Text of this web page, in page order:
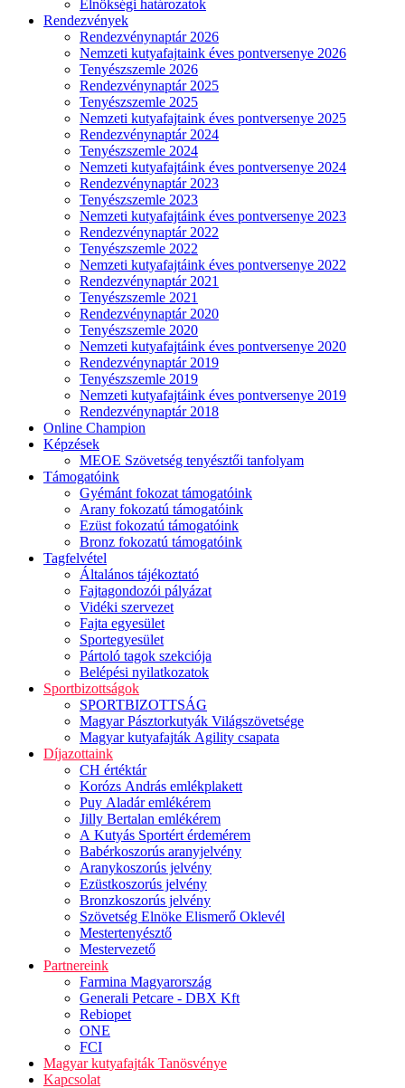
Elnökségi határozatok
Rendezvények
Rendezvénynaptár 2026
Nemzeti kutyafajtaink éves pontversenye 2026
Tenyészszemle 2026
Rendezvénynaptár 2025
Tenyészszemle 2025
Nemzeti kutyafajtaink éves pontversenye 2025
Rendezvénynaptár 2024
Tenyészszemle 2024
Nemzeti kutyafajtáink éves pontversenye 2024
Rendezvénynaptár 2023
Tenyészszemle 2023
Nemzeti kutyafajtáink éves pontversenye 2023
Rendezvénynaptár 2022
Tenyészszemle 2022
Nemzeti kutyafajtáink éves pontversenye 2022
Rendezvénynaptár 2021
Tenyészszemle 2021
Rendezvénynaptár 2020
Tenyészszemle 2020
Nemzeti kutyafajtáink éves pontversenye 2020
Rendezvénynaptár 2019
Tenyészszemle 2019
Nemzeti kutyafajtáink éves pontversenye 2019
Rendezvénynaptár 2018
Online Champion
Képzések
MEOE Szövetség tenyésztői tanfolyam
Támogatóink
Gyémánt fokozat támogatóink
Arany fokozatú támogatóink
Ezüst fokozatú támogatóink
Bronz fokozatú támogatóink
Tagfelvétel
Általános tájékoztató
Fajtagondozói pályázat
Vidéki szervezet
Fajta egyesület
Sportegyesület
Pártoló tagok szekciója
Belépési nyilatkozatok
Sportbizottságok
SPORTBIZOTTSÁG
Magyar Pásztorkutyák Világszövetsége
Magyar kutyafajták Agility csapata
Díjazottaink
CH értéktár
Korózs András emlékplakett
Puy Aladár emlékérem
Jilly Bertalan emlékérem
A Kutyás Sportért érdemérem
Babérkoszorús aranyjelvény
Aranykoszorús jelvény
Ezüstkoszorús jelvény
Bronzkoszorús jelvény
Szövetség Elnöke Elismerő Oklevél
Mestertenyésztő
Mestervezető
Partnereink
Farmina Magyarország
Generali Petcare - DBX Kft
Rebiopet
ONE
FCI
Magyar kutyafajták Tanösvénye
Kapcsolat